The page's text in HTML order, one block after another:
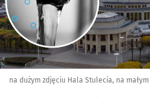
na dużym zdjęciu Hala Stulecia, na